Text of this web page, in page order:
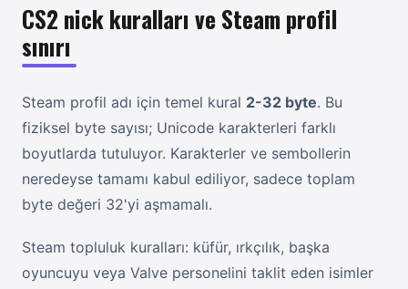
CS2 nick kuralları ve Steam profil
sınırı
Steam profil adı için temel kural 2-32 byte. Bu
fiziksel byte sayısı; Unicode karakterleri farklı
boyutlarda tutuluyor. Karakterler ve sembollerin
neredeyse tamamı kabul ediliyor, sadece toplam
byte değeri 32'yi aşmamalı.
Steam topluluk kuralları: küfür, ırkçılık, başka
oyuncuyu veya Valve personelini taklit eden isimler